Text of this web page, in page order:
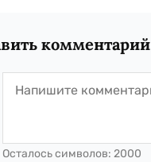
комментарий
Осталось символов: 2000